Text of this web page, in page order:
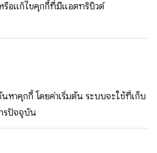
รือแก้ไขคุกกี้ที่มีแอตทริบิวต์
หาคุกกี้ โดยค่าเริ่มต้น ระบบจะใช้ที่เก็บ
รปัจจุบัน